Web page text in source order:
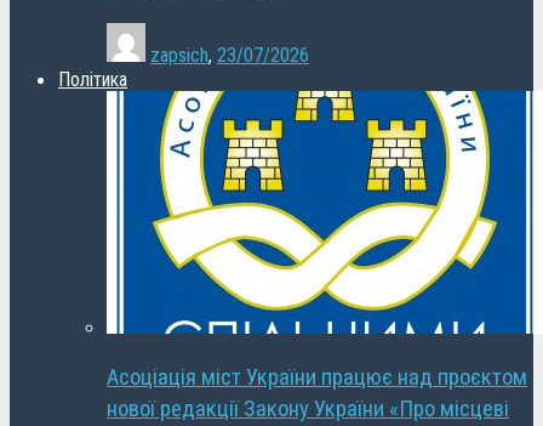
zapsich, 23/07/2026
Політика
Асоціація міст України працює над проєктом
нової редакції Закону України «Про місцеві